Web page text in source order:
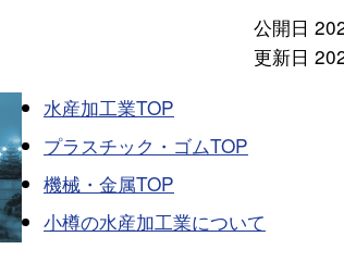
公開日
更新日
水産加工業TOP
プラスチック・ゴムTOP
機械・金属TOP
小樽の水産加工業について